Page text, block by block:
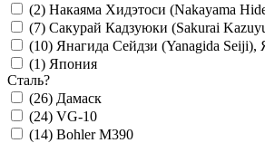
(2) Накаяма Хидэтоси (Nakayama
(7) Сакурай Кадзуюки (Sakurai
(10) Янагида Сейдзи (Yanagida Seiji),
(1) Япония
Сталь?
(26) Дамаск
(24) VG-10
(14) Bohler M390